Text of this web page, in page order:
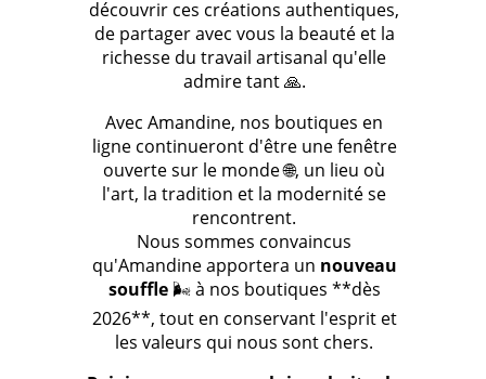
découvrir ces créations authentiques,
de partager avec vous la beauté et la
richesse du travail artisanal qu'elle
admire tant 🙏.
Avec Amandine, nos boutiques en
ligne continueront d'être une fenêtre
ouverte sur le monde 🌐, un lieu où
l'art, la tradition et la modernité se
rencontrent.
Nous sommes convaincus
qu'Amandine apportera un nouveau
souffle🌬️ à nos boutiques **dès
2026**, tout en conservant l'esprit et
les valeurs qui nous sont chers.